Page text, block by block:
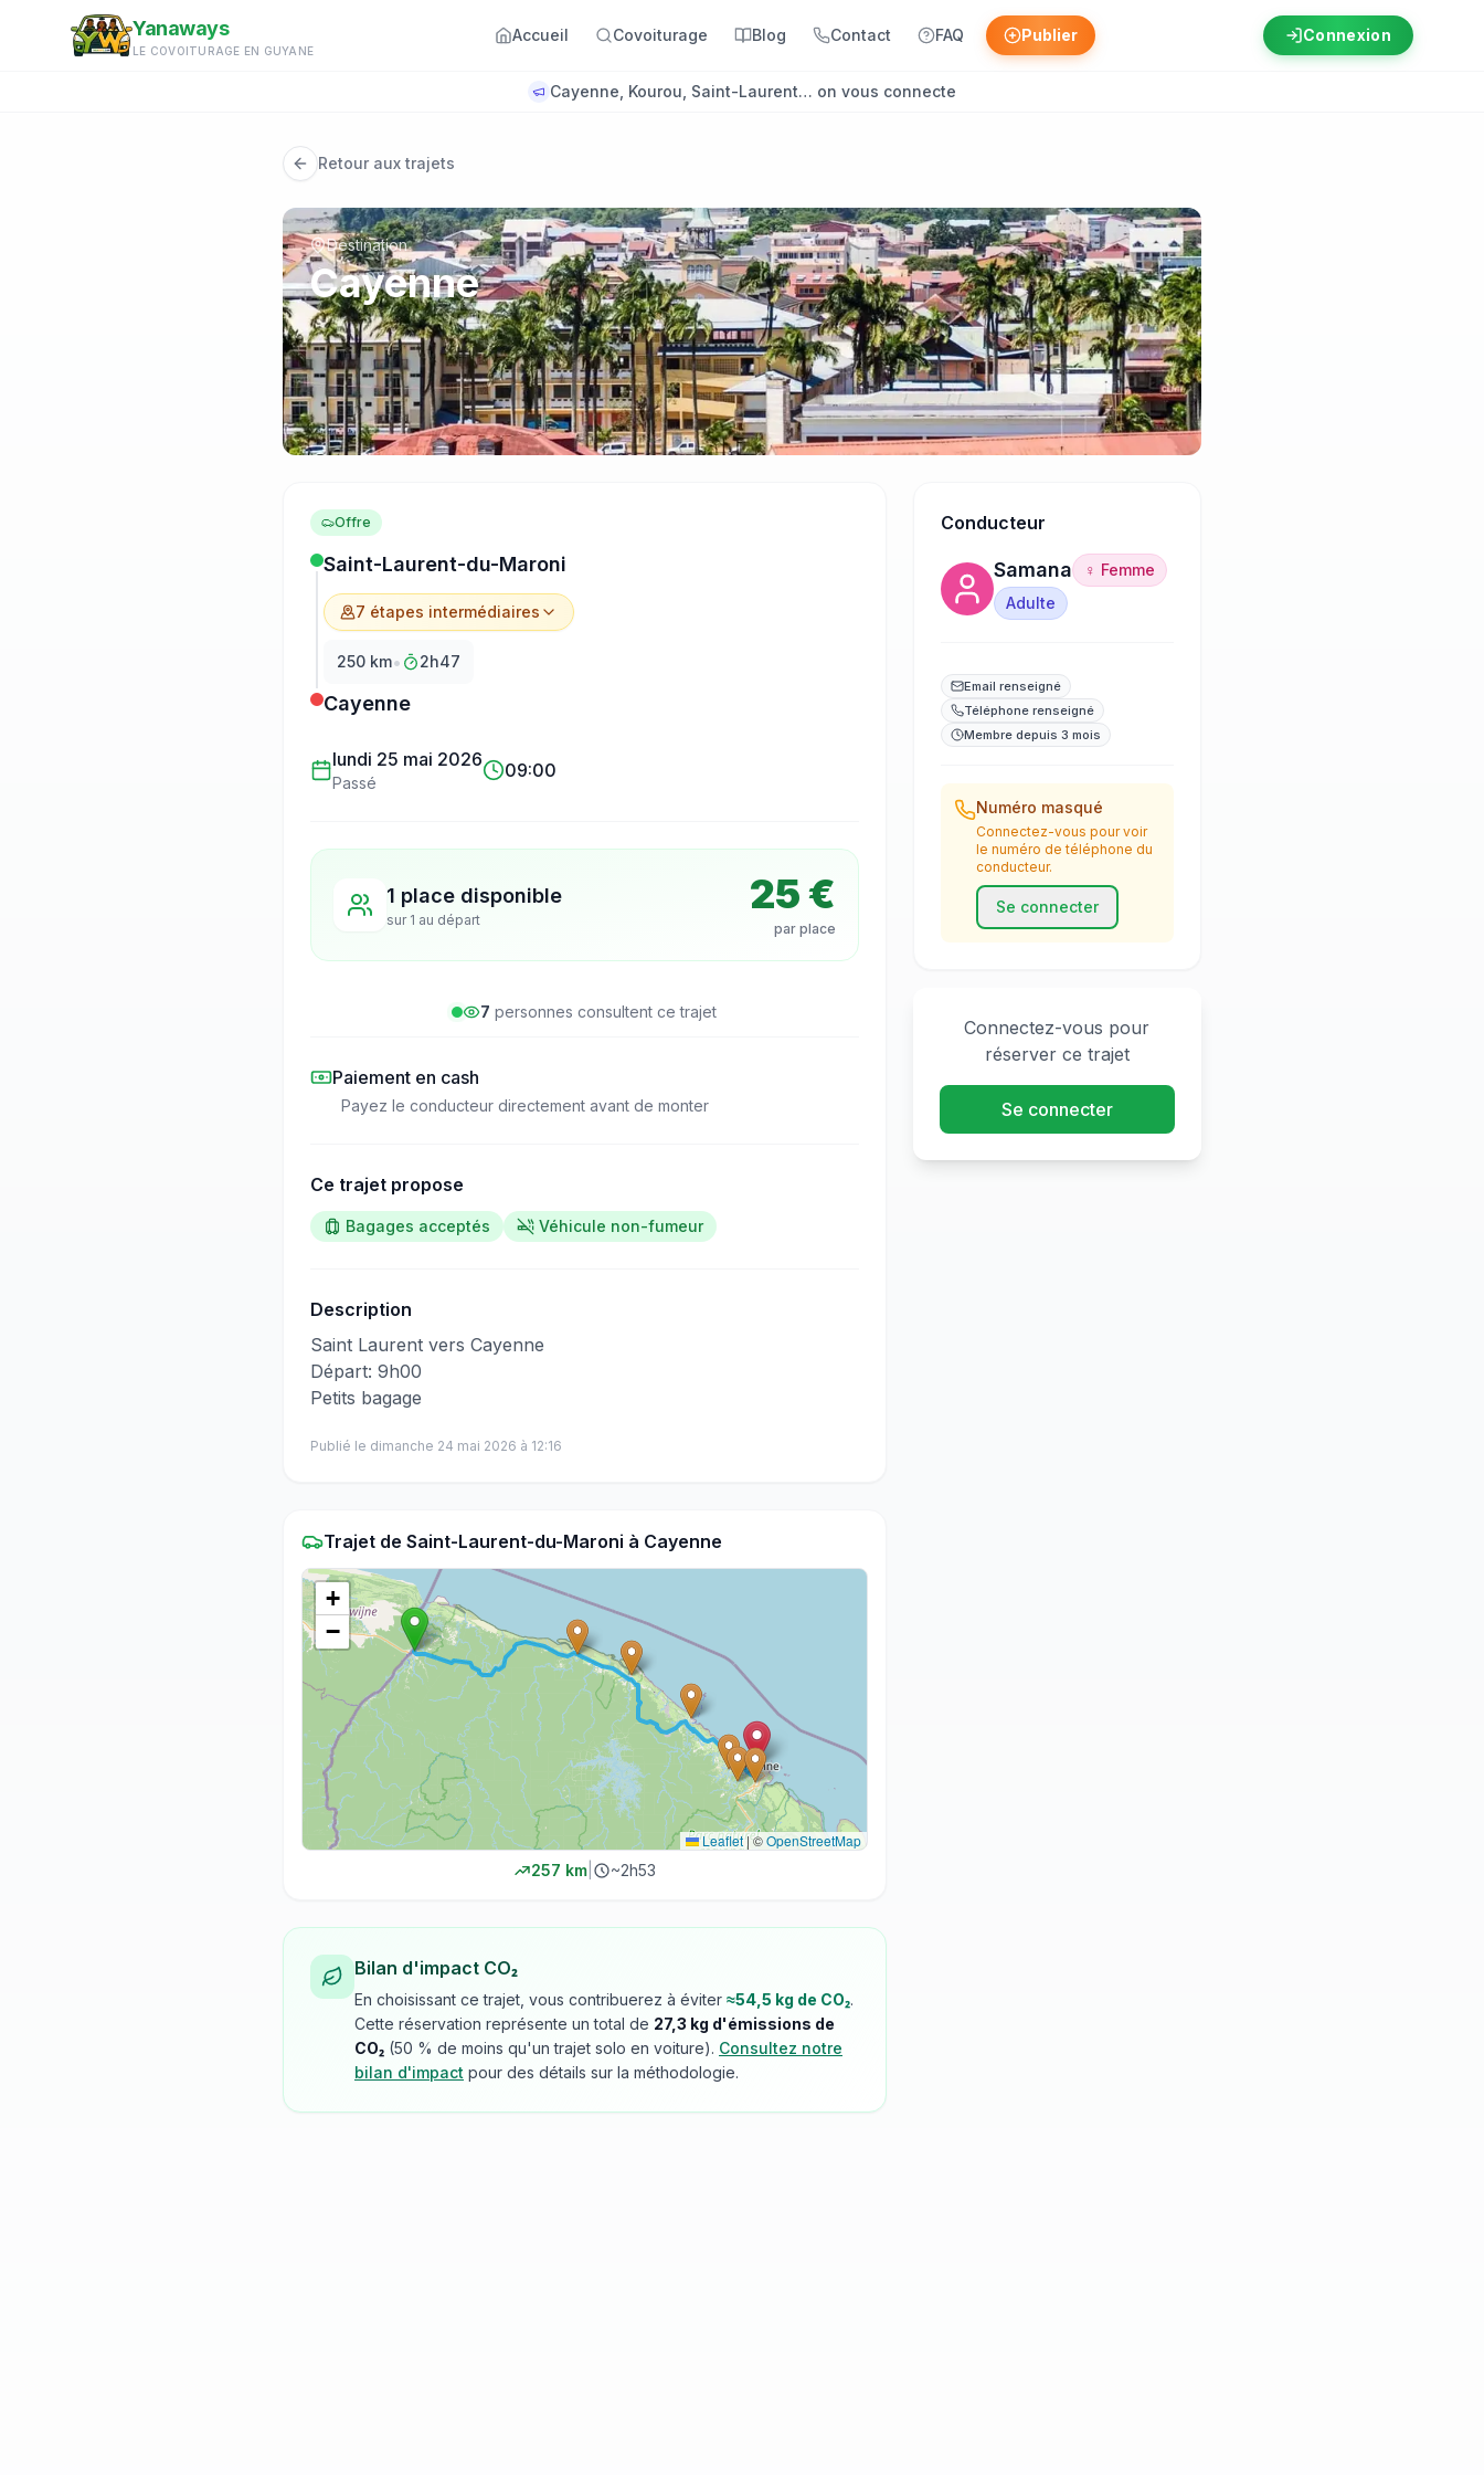
Aller au contenu principal
Yanaways
LE COVOITURAGE EN GUYANE
Accueil Covoiturage Blog Contact FAQ Publier Connexion
Cayenne, Kourou, Saint-Laurent… on vous connecte
Retour aux trajets
Destination
Cayenne
Offre
Saint-Laurent-du-Maroni
7 étapes intermédiaires
250 km• 2h47
Cayenne
lundi 25 mai 2026
Passé
09:00
1 place disponible
sur 1 au départ
25 €
par place
7 personnes consultent ce trajet
Paiement en cash
Payez le conducteur directement avant de monter
Ce trajet propose
Bagages acceptés Véhicule non-fumeur
Description
​‌​‍​‌‌​​​‌‌​‌‌​‌‌​‌​‌‌‌​​​​​‌‌​‌​‌​​‌‌‌‌​​​​​‌‌​‌‌‌​‌‌​​​‌‌​‌‌‌‌​‌​​‌‌‌​​​‌​​‌‌​​​​​​‌‌​​​​​​‌‌​​​‌​‌‌​​​‌​​​‌‌​‌​​​‌‌‌​‌‌​​‌‌‌‌​‌​​‌‌‌​‌‌​​‌‌‌​​​​​​‌‌​​​​​‌‌‌​​​‌​​‌‌​​​​​‌‌‌​‌​​​​‌‌​‌‌‌​‌‌​​​‌​​‌‌‌​​‌‌‍Saint Laurent vers Cayenne
Départ: 9h00
Petits bagage
Publié le dimanche 24 mai 2026 à 12:16
Trajet de Saint-Laurent-du-Maroni à Cayenne
+
−
Leaflet|©OpenStreetMap
257 km| ~2h53
Bilan d'impact CO₂
En choisissant ce trajet, vous contribuerez à éviter ≈54,5 kg de CO₂.
Cette réservation représente un total de 27,3 kg d'émissions de
CO₂ (50 % de moins qu'un trajet solo en voiture). Consultez notre
bilan d'impact pour des détails sur la méthodologie.
Conducteur
Samana
♀ Femme
Adulte
Email renseigné
Téléphone renseigné
Membre depuis 3 mois
Numéro masqué
Connectez-vous pour voir
le numéro de téléphone du
conducteur.
Se connecter
Connectez-vous pour
réserver ce trajet
Se connecter